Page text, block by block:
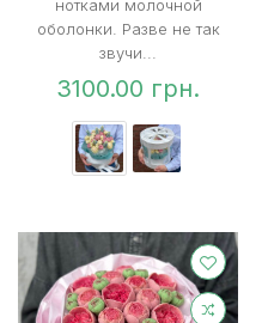
нотками молочной
оболонки. Разве не так
звучи...
3100.00 грн.